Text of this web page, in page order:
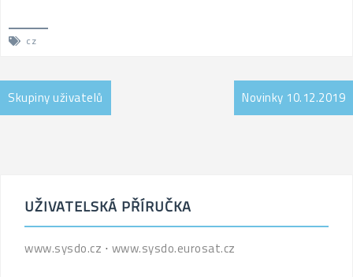
cz
Skupiny uživatelů Novinky 10.12.2019
UŽIVATELSKÁ PŘÍRUČKA
www.sysdo.cz ⋅ www.sysdo.eurosat.cz